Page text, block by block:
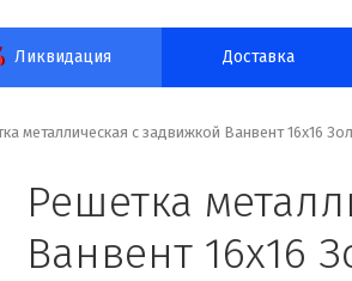
Ликвидация Доставка
металлическая с задвижкой Ванвент 16х16
Решетка
Ванвент 16х16